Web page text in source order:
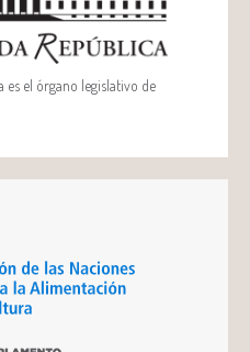
es el órgano legislativo de